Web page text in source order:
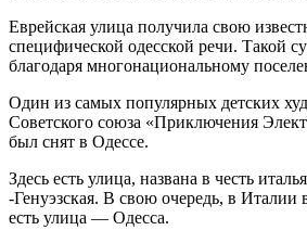
Еврейская улица получила свою
специфической одесской речи. Такой
благодаря многонациональному
Один из самых популярных детских
Советского союза «Приключения
был снят в Одессе.
Здесь есть улица, названа в честь
-Генуэзская. В свою очередь, в
есть улица — Одесса.